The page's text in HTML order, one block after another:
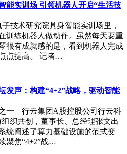
在调试智能机器人，试图通过人机
景暗示着可能的解决方案：技术发
代价，而应通过双向互动实现共生
慧在于让技术服务于人类成长，
能实训场 引领机器人开启“生活技
技术研究院具身智能实训场里，
训练机器人做动作。虽然每天要重
很有成就感的是，看到机器人完成
点提高。 记者…
发声：构建“4+2”战略，驱动智能
一，行云集团A股控股公司行云科
组织共创，董事长、总经理张文出
统阐述了算力基础设施的范式变
聚焦“4+2”战…